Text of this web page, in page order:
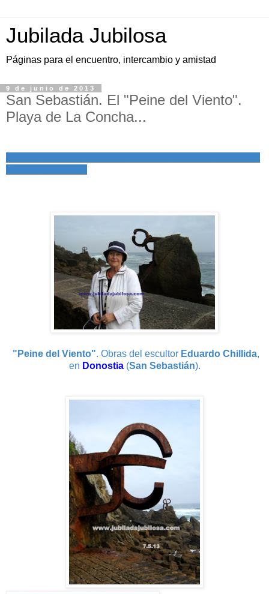
Jubilada Jubilosa
Páginas para el encuentro, intercambio y amistad
9 de junio de 2013
San Sebastián. El "Peine del Viento".
Playa de La Concha...
"Peine del Viento". Obras del escultor Eduardo Chillida,
en Donostia(San Sebastián).